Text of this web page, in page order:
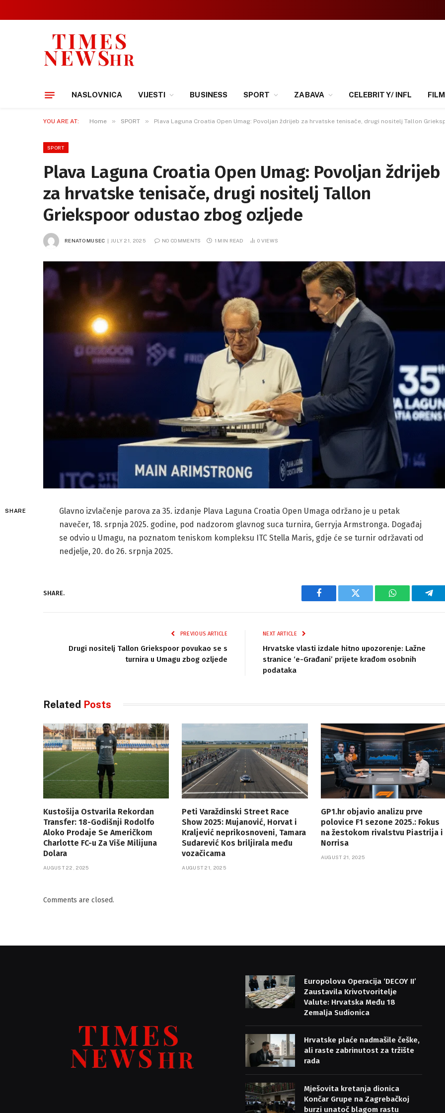
NASLOVNICA VIJESTI BUSINESS SPORT ZABAVA CELEBRITY/ INFL
YOU ARE AT: Home » SPORT » Plava Laguna Croatia Open Umag: Povoljan ždrijeb za hrvatske tenisače, drugi nositelj Tallon
SPORT
Plava Laguna Croatia Open Umag: Povoljan ždrijeb
za hrvatske tenisače, drugi nositelj Tallon
Griekspoor odustao zbog ozljede
RENATO MUSEC JULY 21, 2025 NO COMMENTS 1 MIN READ 0 VIEWS
SHARE
Glavno izvlačenje parova za 35. izdanje Plava Laguna Croatia Open Umaga održano je u petak
navečer, 18. srpnja 2025. godine, pod nadzorom glavnog suca turnira, Gerryja Armstronga. Događaj
se odvio u Umagu, na poznatom teniskom kompleksu ITC Stella Maris, gdje će se turnir održavati od
nedjelje, 20. do 26. srpnja 2025.
SHARE.
Facebook Twitter WhatsApp
PREVIOUS ARTICLE
Drugi nositelj Tallon Griekspoor povukao se s
turnira u Umagu zbog ozljede
NEXT ARTICLE
Hrvatske vlasti izdale hitno upozorenje: Lažne
stranice ‘e-Građani’ prijete krađom osobnih
podataka
Related Posts
Kustošija Ostvarila Rekordan
Transfer: 18-Godišnji Rodolfo
Aloko Prodaje Se Američkom
Charlotte FC-u Za Više Milijuna
Dolara
AUGUST 22, 2025
Peti Varaždinski Street Race
Show 2025: Mujanović, Horvat i
Kraljević neprikosnoveni, Tamara
Sudarević Kos briljirala među
vozačicama
AUGUST 21, 2025
GP1.hr objavio analizu prve
polovice F1 sezone 2025.: Fokus
na žestokom rivalstvu Piastrija i
Norrisa
AUGUST 21, 2025
Comments are closed.
Europolova Operacija ‘DECOY II’
Zaustavila Krivotvoritelje
Valute: Hrvatska Među 18
Zemalja Sudionica
Hrvatske plaće nadmašile češke,
ali raste zabrinutost za tržište
rada
Mješovita kretanja dionica
Končar Grupe na Zagrebačkoj
burzi unatoč blagom rastu